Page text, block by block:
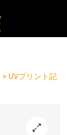
> UVプリント記